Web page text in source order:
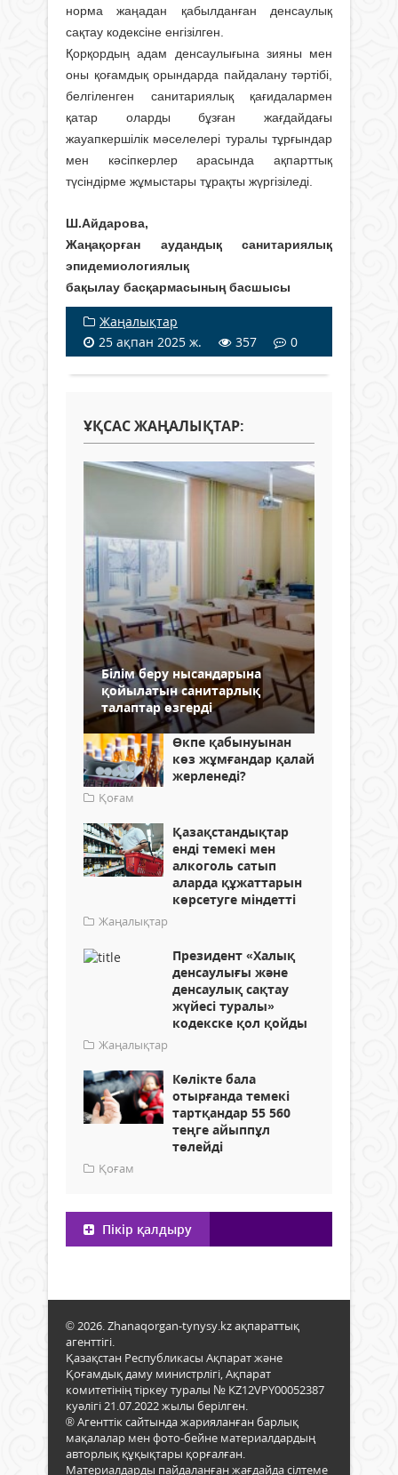
норма жаңадан қабылданған денсаулық
сақтау кодексіне енгізілген.
Қорқордың адам денсаулығына зияны мен
оны қоғамдық орындарда пайдалану тәртібі,
белгіленген санитариялық қағидалармен
қатар оларды бұзған жағдайдағы
жауапкершілік мәселелері туралы тұрғындар
мен кәсіпкерлер арасында ақпарттық
түсіндірме жұмыстары тұрақты жүргізіледі.
Ш.Айдарова,
Жаңақорған аудандық санитариялық
эпидемиологиялық
бақылау басқармасының басшысы
Жаңалықтар
25 ақпан 2025 ж.
357 0
ҰҚСАС ЖАҢАЛЫҚТАР:
Білім беру нысандарына
қойылатын санитарлық
талаптар өзгерді
Өкпе қабынуынан
көз жұмғандар қалай
жерленеді?
Қоғам
Қазақстандықтар
енді темекі мен
алкоголь сатып
аларда құжаттарын
көрсетуге міндетті
Жаңалықтар
Президент «Халық
денсаулығы және
денсаулық сақтау
жүйесі туралы»
кодекске қол қойды
Жаңалықтар
Көлікте бала
отырғанда темекі
тартқандар 55 560
теңге айыппұл
төлейді
Қоғам
Пікір қалдыру
© 2026. Zhanaqorgan-tynysy.kz ақпараттық
агенттігі.
Қазақстан Республикасы Ақпарат және
Қоғамдық даму министрлігі, Ақпарат
комитетінің тіркеу туралы № KZ12VPY00052387
куәлігі 21.07.2022 жылы берілген.
® Агенттік сайтында жарияланған барлық
мақалалар мен фото-бейне материалдардың
авторлық құқықтары қорғалған.
Материалдарды пайдаланған жағдайда сілтеме